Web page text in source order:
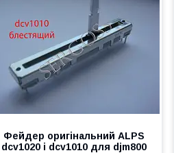
Фейдер оригінальний ALPS
dcv1020 і dcv1010 для djm800